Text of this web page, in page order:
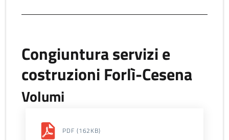
Congiuntura servizi e
costruzioni Forlì-Cesena
Volumi
PDF (162KB)